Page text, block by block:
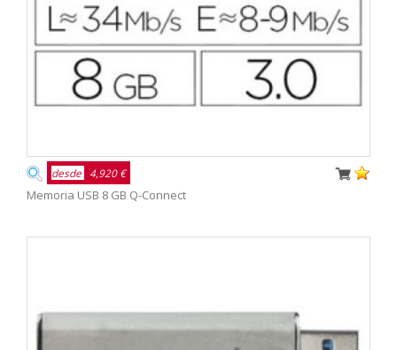
desde 4,920 €
Memoria USB 8 GB Q-Connect